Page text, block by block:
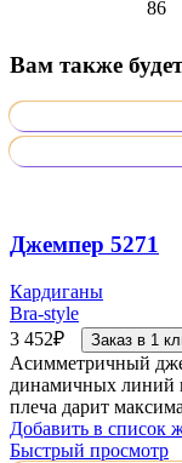
86
Вам также
Джемпер 5271
Кардиганы
Bra-style
3 452₽ Заказ в 1
Асимметричный
динамичных линий
плеча дарит
Добавить в список
Быстрый просмотр